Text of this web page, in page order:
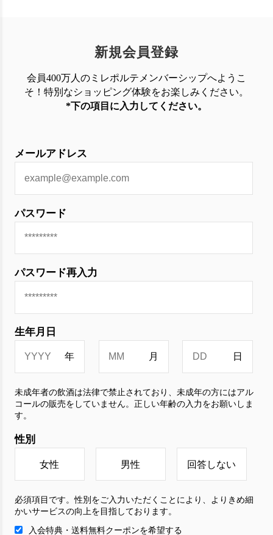
新規会員登録
会員400万人のミレポルテメンバーシップへようこ
そ！特別なショッピング体験をお楽しみください。
*下の項目に入力してください。
メールアドレス
パスワード
パスワード再入力
生年月日
未成年者の飲酒は法律で禁止されており、未成年の方にはアル
コールの販売をしていません。正しい年齢の入力をお願いしま
す。
性別
女性 男性 回答しない
必須項目です。性別をご入力いただくことにより、よりきめ細
かいサービスの向上を目指しております。
入会特典・送料無料クーポンを希望する